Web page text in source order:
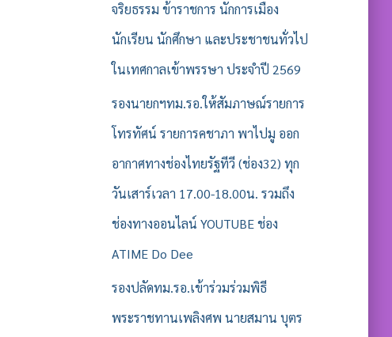
จริยธรรม ข้าราชการ นักการเมือง
นักเรียน นักศึกษา และประชาชนทั่วไป
ในเทศกาลเข้าพรรษา ประจำปี 2569
รองนายกฯทม.รอ.ให้สัมภาษณ์รายการ
โทรทัศน์ รายการคชาภา พาไปมู ออก
อากาศทางช่องไทยรัฐทีวี (ช่อง32) ทุก
วันเสาร์เวลา 17.00-18.00น. รวมถึง
ช่องทางออนไลน์ YOUTUBE ช่อง
ATIME Do Dee
รองปลัดทม.รอ.เข้าร่วมร่วมพิธี
พระราชทานเพลิงศพ นายสมาน บุตร